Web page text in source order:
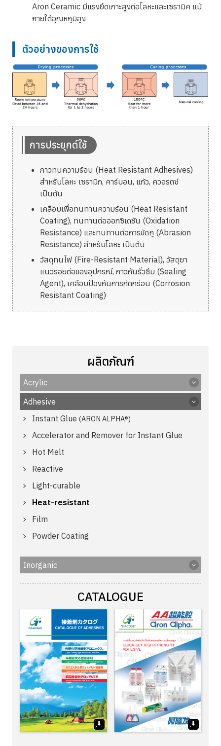
Aron Ceramic มีแรงยึดเกาะสูงต่อโลหะและเซรามิค แม้
ภายใต้อุณหภูมิสูง
ตัวอย่างของการใช้
การประยุกต์ใช้
กาวทนความร้อน (Heat Resistant Adhesives)
สำหรับโลหะ เซรามิก, คาร์บอน, แก้ว, ควอรตซ์
เป็นต้น
เคลือบเพื่อทนทานความร้อน (Heat Resistant
Coating), ทนทานต่อออกซิเดชัน (Oxidation
Resistance) และทนทานต่อการขัดถู (Abrasion
Resistance) สำหรับโลหะ เป็นต้น
วัสดุทนไฟ (Fire-Resistant Material), วัสดุยา
แนวรอยต่อของอุปกรณ์, กาวกันรั่วซึม (Sealing
Agent), เคลือบป้องกันการกัดกร่อน (Corrosion
Resistant Coating)
ผลิตภัณฑ์
Acrylic
Adhesive
Instant Glue (ARON ALPHA®)
Accelerator and Remover for Instant Glue
Hot Melt
Reactive
Light-curable
Heat-resistant
Film
Powder Coating
Inorganic
CATALOGUE